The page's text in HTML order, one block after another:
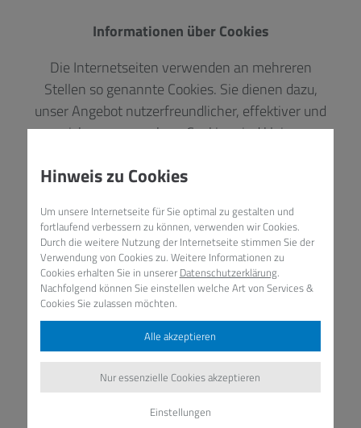
Informationen über Cookies
Die Internetseiten verwenden an mehreren
Stellen so genannte Cookies. Sie dienen dazu,
unser Angebot nutzerfreundlicher, effektiver und
sicherer zu machen. Cookies sind kleine
werden und die Ihr Browser speichert. Die von
"Session-Cookies". Sie werden nach Ende Ihres
Besuchs automatisch gelöscht.
Cookies richten auf Ihrem Rechner keinen
Schaden an und enthalten keine Viren. Sie
können die Installation der Cookies durch eine
entsprechende Einstellung Ihrer Browser
Software verhindern; wir weisen Sie jedoch
darauf hin, dass Sie in diesem Fall gegebenenfalls
nicht sämtliche Funktionen dieser Website voll
umfänglich nutzen können.
Hinweis zu Cookies
Um unsere Internetseite für Sie optimal zu gestalten und
fortlaufend verbessern zu können, verwenden wir Cookies.
Durch die weitere Nutzung der Internetseite stimmen Sie der
Verwendung von Cookies zu. Weitere Informationen zu
Cookies erhalten Sie in unserer Datenschutzerklärung.
Nachfolgend können Sie einstellen welche Art von Services &
Cookies Sie zulassen möchten.
Alle akzeptieren
Nur essenzielle Cookies akzeptieren
Einstellungen